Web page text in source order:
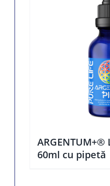
ARGENTUM+®
60ml cu pipetă